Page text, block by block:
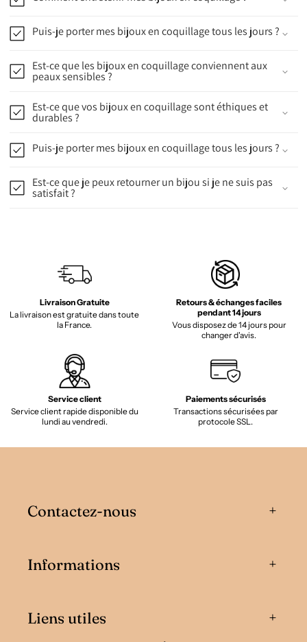
Puis-je porter mes bijoux en coquillage tous les jours ?
Est-ce que les bijoux en coquillage conviennent aux
peaux sensibles ?
Est-ce que vos bijoux en coquillage sont éthiques et
durables ?
Puis-je porter mes bijoux en coquillage tous les jours ?
Est-ce que je peux retourner un bijou si je ne suis pas
satisfait ?
Livraison Gratuite
La livraison est gratuite dans toute
la France.
Retours & échanges faciles
pendant 14 jours
Vous disposez de 14 jours pour
changer d'avis.
Service client
Service client rapide disponible du
lundi au vendredi.
Paiements sécurisés
Transactions sécurisées par
protocole SSL.
Contactez-nous
Informations
Liens utiles